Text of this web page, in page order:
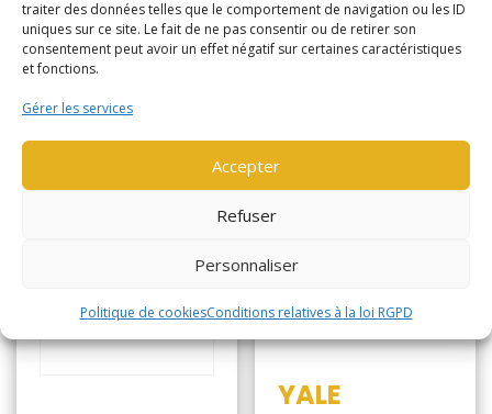
traiter des données telles que le comportement de navigation ou les ID
uniques sur ce site. Le fait de ne pas consentir ou de retirer son
consentement peut avoir un effet négatif sur certaines caractéristiques
et fonctions.
Gérer les services
Accepter
Refuser
Personnaliser
Politique de cookiesConditions relatives à la loi RGPD
Lire la suite
Lire la suite
YALE